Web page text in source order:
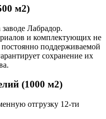
м2)
Лабрадор.
и комплектующих не
поддерживаемой
сохранение их
(1000 м2)
отгрузку 12-ти